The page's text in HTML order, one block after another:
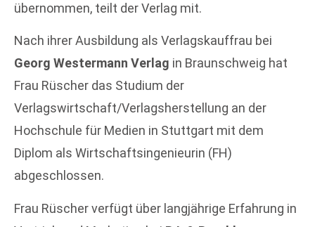
übernommen, teilt der Verlag mit.
Nach ihrer Ausbildung als Verlagskauffrau bei
Georg Westermann Verlag in Braunschweig hat
Frau Rüscher das Studium der
Verlagswirtschaft/Verlagsherstellung an der
Hochschule für Medien in Stuttgart mit dem
Diplom als Wirtschaftsingenieurin (FH)
abgeschlossen.
Frau Rüscher verfügt über langjährige Erfahrung in